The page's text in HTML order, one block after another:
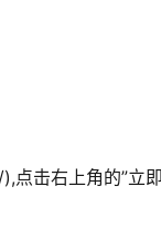
点击右上角的”立